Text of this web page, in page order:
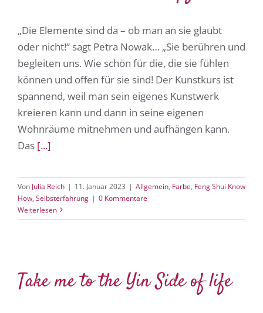
„Die Elemente sind da – ob man an sie glaubt
oder nicht!“ sagt Petra Nowak… „Sie berühren und
begleiten uns. Wie schön für die, die sie fühlen
können und offen für sie sind! Der Kunstkurs ist
spannend, weil man sein eigenes Kunstwerk
kreieren kann und dann in seine eigenen
Wohnräume mitnehmen und aufhängen kann.
Das [...]
Von Julia Reich | 11. Januar 2023 | Allgemein, Farbe, Feng Shui Know
How, Selbsterfahrung | 0 Kommentare
Weiterlesen
Take me to the Yin Side of life